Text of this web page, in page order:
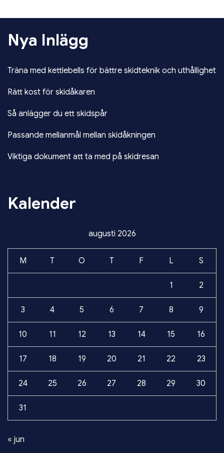
Nya Inlägg
Träna med kettlebells för bättre skidteknik och uthållighet
Rätt kost för skidåkaren
Så anlägger du ett skidspår
Passande mellanmål mellan skidåkningen
Viktiga dokument att ta med på skidresan
Kalender
augusti 2026
M T O T F L S
1 2
3 4 5 6 7 8 9
10 11 12 13 14 15 16
17 18 19 20 21 22 23
24 25 26 27 28 29 30
31
« jun